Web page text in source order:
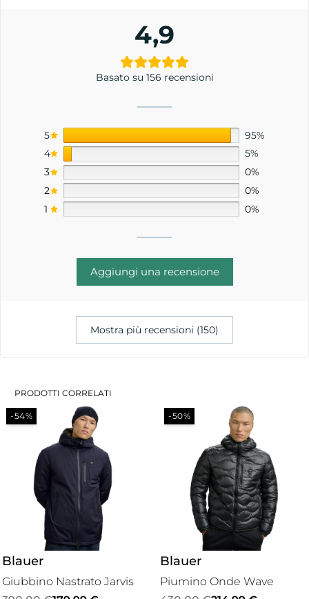
4,9
Basato su 156 recensioni
5
95%
4
5%
3
0%
2
0%
1
0%
Aggiungi una recensione
Mostra più recensioni (150)
PRODOTTI CORRELATI
-54%
Blauer
Giubbino Nastrato Jarvis
-50%
Blauer
Piumino Onde Wave